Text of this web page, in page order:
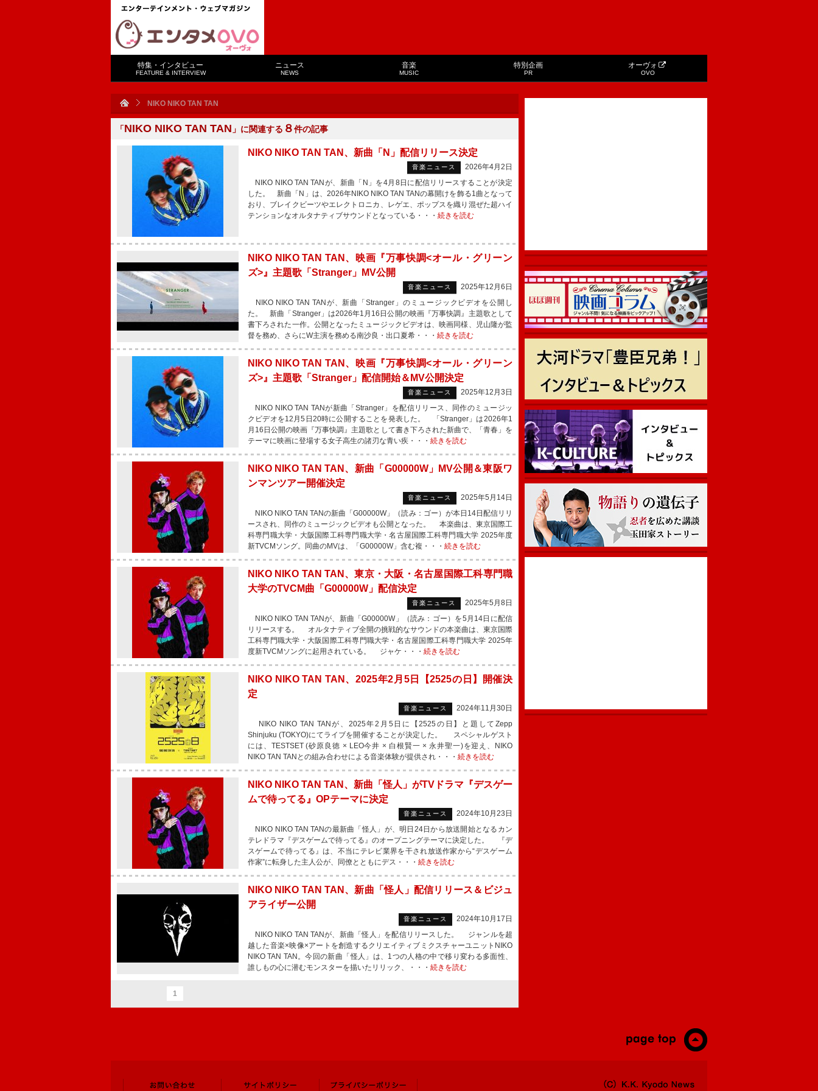
特集・インタビュー
FEATURE & INTERVIEW
ニュース
NEWS
音楽
MUSIC
特別企画
PR
オーヴォ
OVO
NIKO NIKO TAN TAN
「NIKO NIKO TAN TAN 」に関連する ８件の記事
NIKO NIKO TAN TAN、新曲「N」配信リリース決定
音楽ニュース
2026年4月2日
NIKO NIKO TAN TANが、新曲「N」を4月8日に配信リリースすることが決定
した。 新曲「N」は、2026年NIKO NIKO TAN TANの幕開けを飾る1曲となって
おり、ブレイクビーツやエレクトロニカ、レゲエ、ポップスを織り混ぜた超ハイ
テンションなオルタナティブサウンドとなっている・・・ 続きを読む
NIKO NIKO TAN TAN、映画『万事快調<オール・グリーン
ズ>』主題歌「Stranger」MV公開
音楽ニュース
2025年12月6日
NIKO NIKO TAN TANが、新曲「Stranger」のミュージックビデオを公開し
た。 新曲「Stranger」は2026年1月16日公開の映画『万事快調』主題歌として
書下ろされた一作。公開となったミュージックビデオは、映画同様、児山隆が監
督を務め、さらにW主演を務める南沙良・出口夏希・・・ 続きを読む
NIKO NIKO TAN TAN、映画『万事快調<オール・グリーン
ズ>』主題歌「Stranger」配信開始＆MV公開決定
音楽ニュース
2025年12月3日
NIKO NIKO TAN TANが新曲「Stranger」を配信リリース、同作のミュージッ
クビデオを12月5日20時に公開することを発表した。 「Stranger」は2026年1
月16日公開の映画『万事快調』主題歌として書き下ろされた新曲で、「青春」を
テーマに映画に登場する女子高生の諸刃な青い疾・・・ 続きを読む
NIKO NIKO TAN TAN、新曲「G00000W」MV公開＆東阪ワ
ンマンツアー開催決定
音楽ニュース
2025年5月14日
NIKO NIKO TAN TANの新曲「G00000W」（読み：ゴー）が本日14日配信リリ
ースされ、同作のミュージックビデオも公開となった。 本楽曲は、東京国際工
科専門職大学・大阪国際工科専門職大学・名古屋国際工科専門職大学 2025年度
新TVCMソング。同曲のMVは、「G00000W」含む複・・・ 続きを読む
NIKO NIKO TAN TAN、東京・大阪・名古屋国際工科専門職
大学のTVCM曲「G00000W」配信決定
音楽ニュース
2025年5月8日
NIKO NIKO TAN TANが、新曲「G00000W」（読み：ゴー）を5月14日に配信
リリースする。 オルタナティブ全開の挑戦的なサウンドの本楽曲は、東京国際
工科専門職大学・大阪国際工科専門職大学・名古屋国際工科専門職大学 2025年
度新TVCMソングに起用されている。 ジャケ・・・ 続きを読む
NIKO NIKO TAN TAN、2025年2月5日【2525の日】開催決
定
音楽ニュース
2024年11月30日
NIKO NIKO TAN TANが、2025年2月5日に【2525の日】と題してZepp
Shinjuku (TOKYO)にてライブを開催することが決定した。 スペシャルゲスト
には、TESTSET (砂原良徳 × LEO今井 × 白根賢一 × 永井聖一)を迎え、NIKO
NIKO TAN TANとの組み合わせによる音楽体験が提供され・・・ 続きを読む
NIKO NIKO TAN TAN、新曲「怪人」がTVドラマ『デスゲー
ムで待ってる』OPテーマに決定
音楽ニュース
2024年10月23日
NIKO NIKO TAN TANの最新曲「怪人」が、明日24日から放送開始となるカン
テレドラマ『デスゲームで待ってる』のオープニングテーマに決定した。 『デ
スゲームで待ってる』は、不当にテレビ業界を干され放送作家から“デスゲーム
作家”に転身した主人公が、同僚とともにデス・・・ 続きを読む
NIKO NIKO TAN TAN、新曲「怪人」配信リリース＆ビジュ
アライザー公開
音楽ニュース
2024年10月17日
NIKO NIKO TAN TANが、新曲「怪人」を配信リリースした。 ジャンルを超
越した音楽×映像×アートを創造するクリエイティブミクスチャーユニットNIKO
NIKO TAN TAN。今回の新曲「怪人」は、1つの人格の中で移り変わる多面性、
誰しもの心に潜むモンスターを描いたリリック、・・・ 続きを読む
1